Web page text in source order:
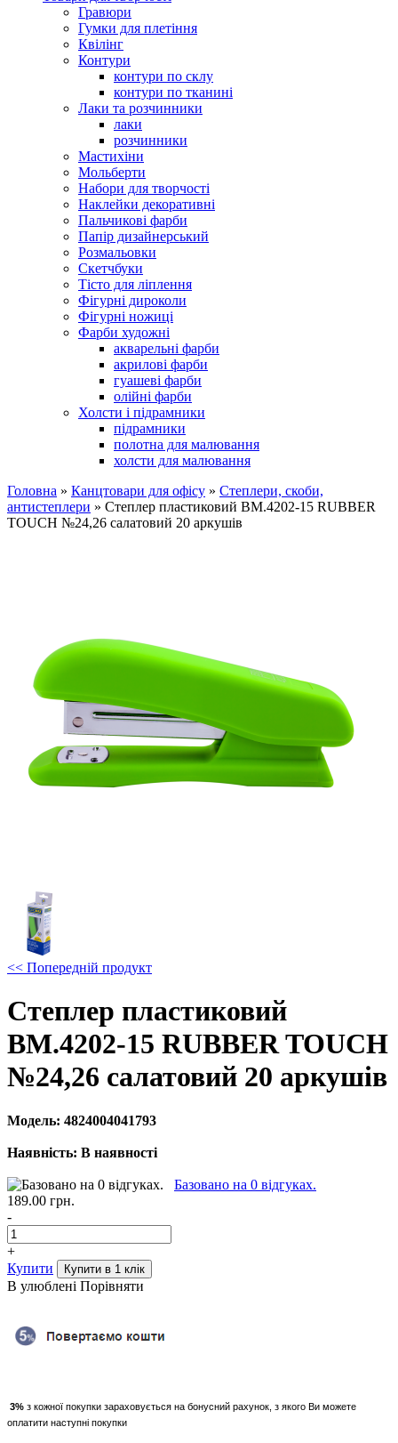
Гравюри
Гумки для плетіння
Квілінг
Контури
контури по склу
контури по тканині
Лаки та розчинники
лаки
розчинники
Мастихіни
Мольберти
Набори для творчості
Наклейки декоративні
Пальчикові фарби
Папір дизайнерський
Розмальовки
Скетчбуки
Тісто для ліплення
Фігурні дироколи
Фігурні ножиці
Фарби художні
акварельні фарби
акрилові фарби
гуашеві фарби
олійні фарби
Холсти і підрамники
підрамники
полотна для малювання
холсти для малювання
Головна » Канцтовари для офісу » Степлери, скоби,
антистеплери » Степлер пластиковий ВМ.4202-15 RUBBER
TOUCH №24,26 салатовий 20 аркушів
<< Попередній продукт
Степлер пластиковий
ВМ.4202-15 RUBBER TOUCH
№24,26 салатовий 20 аркушів
Модель: 4824004041793
Наявність: В наявності
Базовано на 0 відгуках.
189.00 грн.
-
+
Купити
В улюблені Порівняти
3% з кожної покупки зараховується на бонусний рахунок, з якого Ви можете
оплатити наступні покупки